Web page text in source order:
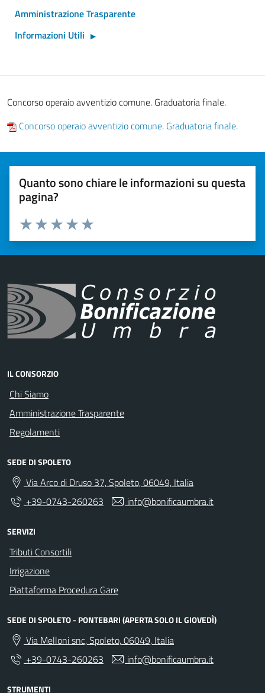
Amministrazione Trasparente
Informazioni Utili
Concorso operaio avventizio comune. Graduatoria finale.
Concorso operaio avventizio comune. Graduatoria finale.
Quanto sono chiare le informazioni su questa
pagina?
Valuta 5 stelle su 5
Valuta 4 stelle su 5
Valuta 3 stelle su 5
Valuta 2 stelle su 5
Valuta 1 stelle su 5
IL CONSORZIO
Chi Siamo
Amministrazione Trasparente
Regolamenti
SEDE DI SPOLETO
Via Arco di Druso 37, Spoleto, 06049, Italia
+39-0743-260263
info@bonificaumbra.it
SERVIZI
Tributi Consortili
Irrigazione
Piattaforma Procedura Gare
SEDE DI SPOLETO - PONTEBARI (APERTA SOLO IL GIOVEDÌ)
Via Melloni snc, Spoleto, 06049, Italia
+39-0743-260263
info@bonificaumbra.it
STRUMENTI